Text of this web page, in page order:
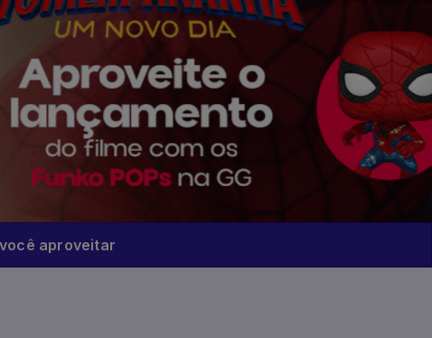
aproveitar